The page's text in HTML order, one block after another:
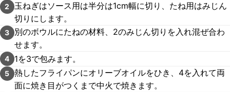
2
玉ねぎはソース用は半分は1cm幅に切り、たね用はみじん
切りにします。
3
別のボウルにたねの材料、2のみじん切りを入れ混ぜ合わ
せます。
4 1を3で包みます。
5 熱したフライパンにオリーブオイルをひき、4を入れて両
面に焼き目がつくまで中火で焼きます。